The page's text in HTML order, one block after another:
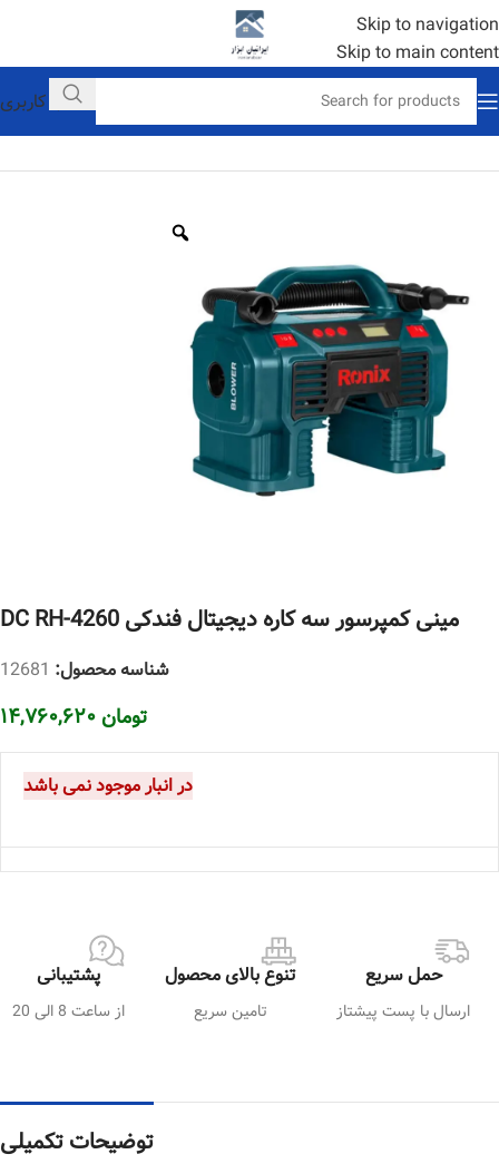
Skip to navigation
Skip to main content
حساب کاربری
مینی کمپرسور سه کاره دیجیتال فندکی DC RH-4260
شناسه محصول: 12681
تومان
در انبار موجود نمی باشد
حمل سریع
ارسال با پست پیشتاز
تنوع بالای محصول
تامین سریع
پشتیبانی
از ساعت 8 الی 20
توضیحات تکمیلی